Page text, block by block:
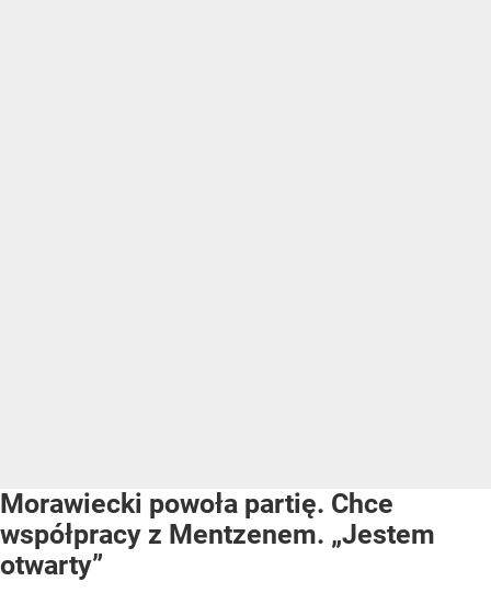
Morawiecki powoła partię. Chce
współpracy z Mentzenem. „Jestem
otwarty”